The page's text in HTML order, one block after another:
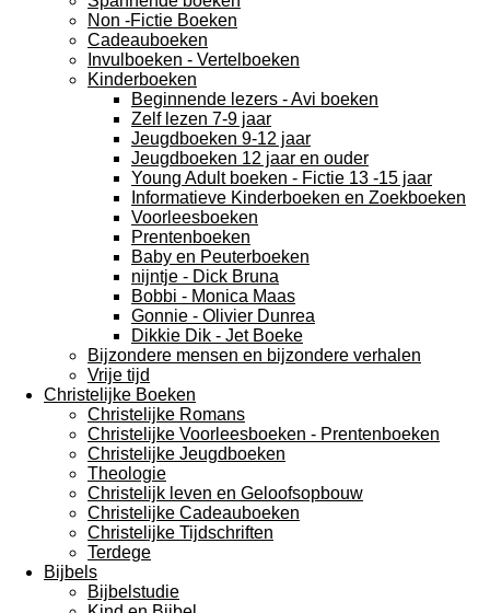
Non -Fictie Boeken
Cadeauboeken
Invulboeken - Vertelboeken
Kinderboeken
Beginnende lezers - Avi boeken
Zelf lezen 7-9 jaar
Jeugdboeken 9-12 jaar
Jeugdboeken 12 jaar en ouder
Young Adult boeken - Fictie 13 -15 jaar
Informatieve Kinderboeken en Zoekboeken
Voorleesboeken
Prentenboeken
Baby en Peuterboeken
nijntje - Dick Bruna
Bobbi - Monica Maas
Gonnie - Olivier Dunrea
Dikkie Dik - Jet Boeke
Bijzondere mensen en bijzondere verhalen
Vrije tijd
Christelijke Boeken
Christelijke Romans
Christelijke Voorleesboeken - Prentenboeken
Christelijke Jeugdboeken
Theologie
Christelijk leven en Geloofsopbouw
Christelijke Cadeauboeken
Christelijke Tijdschriften
Terdege
Bijbels
Bijbelstudie